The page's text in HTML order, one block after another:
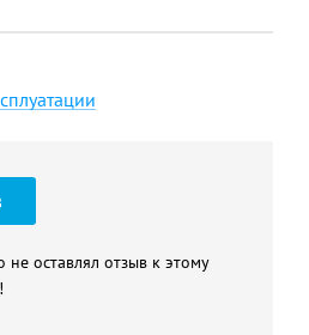
оставлял отзыв к этому